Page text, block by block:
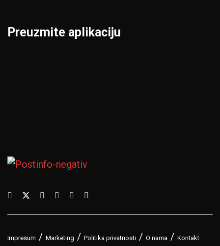
Preuzmite aplikaciju
Impresum Marketing Politika privatnosti O nama Kontakt